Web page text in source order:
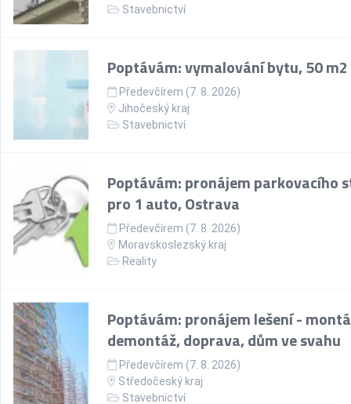
Stavebnictví
Poptávám: vymalování bytu, 50 m2
Předevčírem (7. 8. 2026)
Jihočeský kraj
Stavebnictví
Poptávám: pronájem parkovacího
pro 1 auto, Ostrava
Předevčírem (7. 8. 2026)
Moravskoslezský kraj
Reality
Poptávám: pronájem lešení -
demontáž, doprava, dům ve svahu
Předevčírem (7. 8. 2026)
Středočeský kraj
Stavebnictví